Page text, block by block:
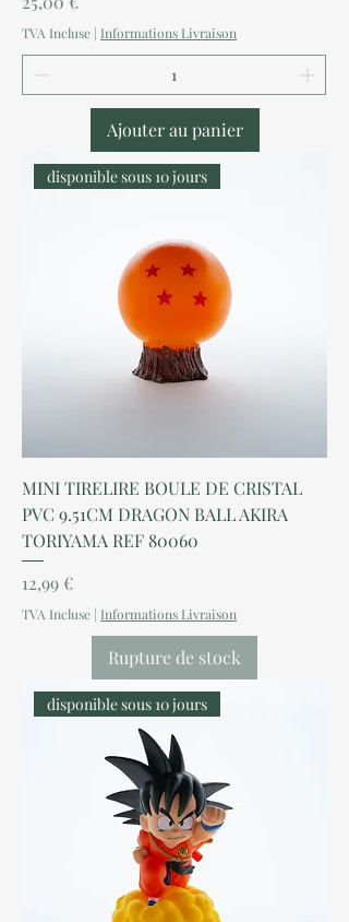
TVA Incluse | Informations Livraison
Ajouter au panier
disponible sous 10 jours
MINI TIRELIRE BOULE DE CRISTAL
PVC 9.51CM DRAGON BALL AKIRA
TORIYAMA REF 80060
Prix
12,99 €
TVA Incluse | Informations Livraison
Rupture de stock
disponible sous 10 jours